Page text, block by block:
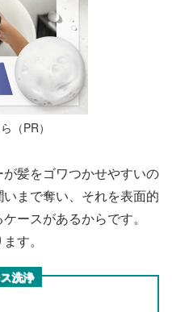
（PR）
髪をゴワつかせやすいの
まで奪い、それを表面的
ースがあるからです。
す。
洗浄